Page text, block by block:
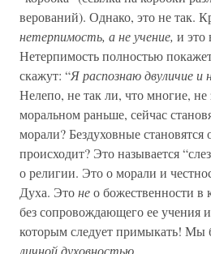
верований). Однако, это не так.
нетерпимость, а не учение, и это
Нетерпимость полностью
скажут: “Я распознаю двуличие и
Нелепо, не так ли, что многие, не
моральном раньше, сейчас
морали? Бездуховные
происходит? Это называется
о религии. Это о морали и
Духа. Этонео божественности в
без сопровождающего ее учения
которым следует примыкать! Мы
личной духовностью.